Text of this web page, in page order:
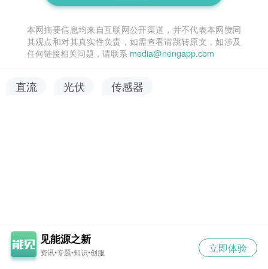
本网摘要信息均来自互联网公开渠道，并不代表本网赞同
其观点和对其真实性负责，如需查看请跳转原文，如涉及
任何链接相关问题，请联系 media@nengapp.com
直流 光伏 传感器
见能源之新
资讯•专题•知识•创服 立即体验